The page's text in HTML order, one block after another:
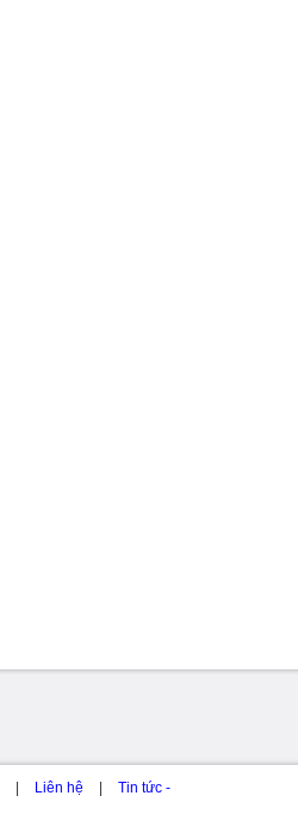
Liên hệ
Tin tức -